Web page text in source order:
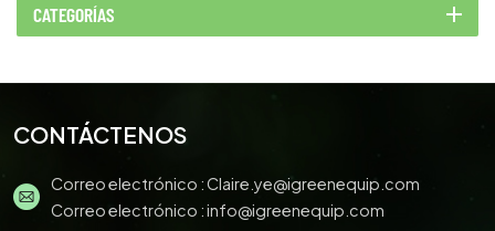
CATEGORÍAS
CONTÁCTENOS
Correo electrónico :Claire.ye@igreenequip.com
Correo electrónico :info@igreenequip.com